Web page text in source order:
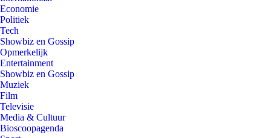
Economie
Politiek
Tech
Showbiz en Gossip
Opmerkelijk
Entertainment
Showbiz en Gossip
Muziek
Film
Televisie
Media & Cultuur
Bioscoopagenda